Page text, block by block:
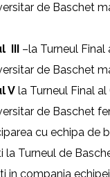
de Baschet
III –la Turneul
de Baschet
V la Turneul Final
de Baschet
cu echipa de
la Turneul de
in compania